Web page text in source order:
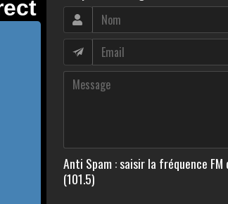
Anti Spam : saisir la fréquence
(101.5)